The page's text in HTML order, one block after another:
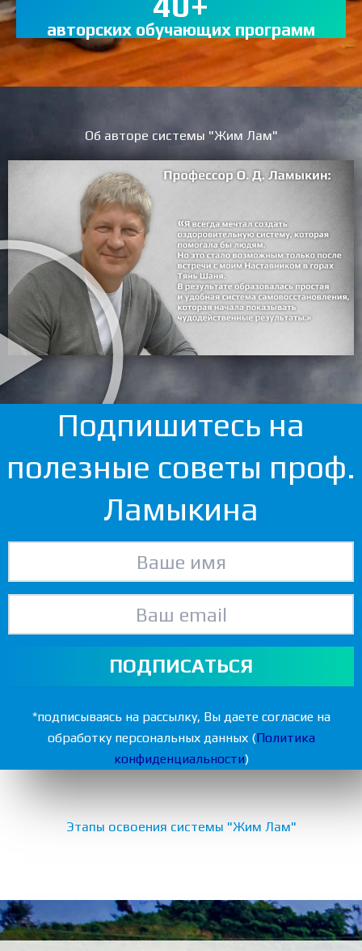
авторских обучающих программ
Об авторе системы "Жим Лам"
Подпишитесь на
полезные советы проф.
Ламыкина
ПОДПИСАТЬСЯ
*подписываясь на рассылку, Вы даете согласие на
обработку персональных данных (Политика
конфиденциальности)
Этапы освоения системы "Жим Лам"